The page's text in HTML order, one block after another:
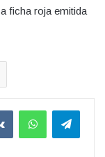
ficha roja emitida
VKontakteWhatsApp